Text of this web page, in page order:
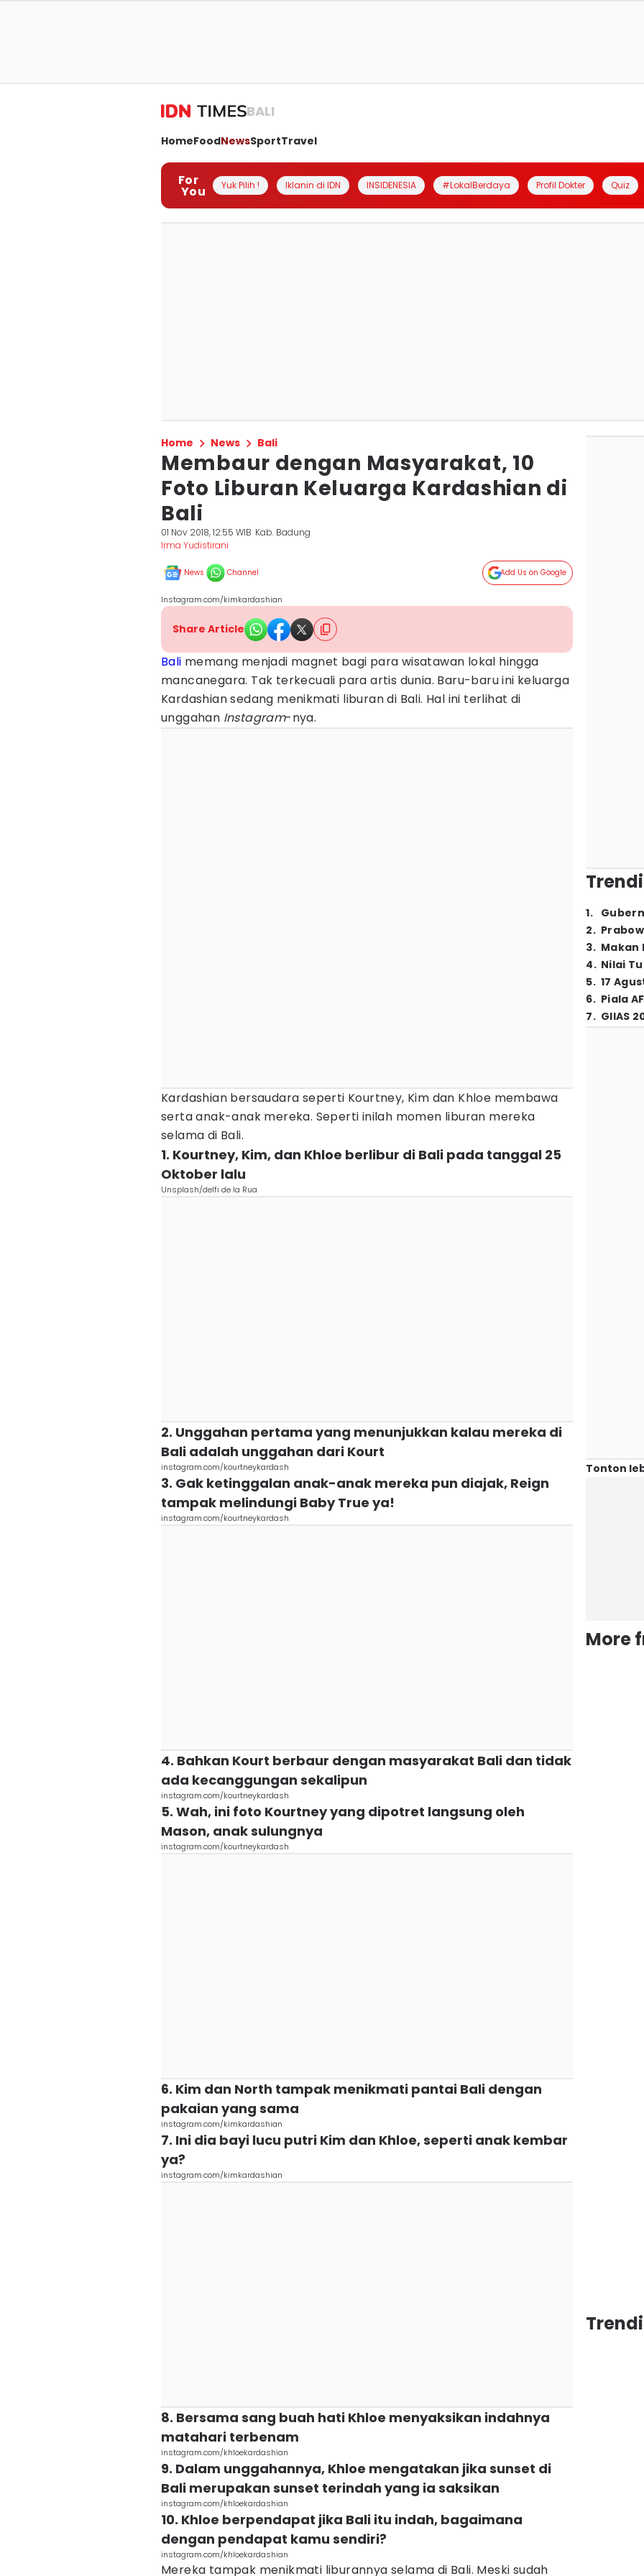
BALI
HomeFoodNewsSportTravel
For
You Yuk Pilih ! Iklanin di IDN INSIDENESIA #LokalBerdaya Profil Dokter Quiz
Home News Bali
Membaur dengan Masyarakat, 10
Foto Liburan Keluarga Kardashian di
Bali
01 Nov 2018, 12:55 WIB Kab. Badung
Irma Yudistirani
News Channel Add Us on Google
Instagram.com/kimkardashian
Share Article
Bali memang menjadi magnet bagi para wisatawan lokal hingga
mancanegara. Tak terkecuali para artis dunia. Baru-baru ini keluarga
Kardashian sedang menikmati liburan di Bali. Hal ini terlihat di
unggahan Instagram-nya.
Kardashian bersaudara seperti Kourtney, Kim dan Khloe membawa
serta anak-anak mereka. Seperti inilah momen liburan mereka
selama di Bali.
1. Kourtney, Kim, dan Khloe berlibur di Bali pada tanggal 25
Oktober lalu
Unsplash/delfi de la Rua
2. Unggahan pertama yang menunjukkan kalau mereka di
Bali adalah unggahan dari Kourt
instagram.com/kourtneykardash
3. Gak ketinggalan anak-anak mereka pun diajak, Reign
tampak melindungi Baby True ya!
instagram.com/kourtneykardash
4. Bahkan Kourt berbaur dengan masyarakat Bali dan tidak
ada kecanggungan sekalipun
instagram.com/kourtneykardash
5. Wah, ini foto Kourtney yang dipotret langsung oleh
Mason, anak sulungnya
instagram.com/kourtneykardash
6. Kim dan North tampak menikmati pantai Bali dengan
pakaian yang sama
instagram.com/kimkardashian
7. Ini dia bayi lucu putri Kim dan Khloe, seperti anak kembar
ya?
instagram.com/kimkardashian
8. Bersama sang buah hati Khloe menyaksikan indahnya
matahari terbenam
instagram.com/khloekardashian
9. Dalam unggahannya, Khloe mengatakan jika sunset di
Bali merupakan sunset terindah yang ia saksikan
instagram.com/khloekardashian
10. Khloe berpendapat jika Bali itu indah, bagaimana
dengan pendapat kamu sendiri?
instagram.com/khloekardashian
Mereka tampak menikmati liburannya selama di Bali. Meski sudah
1.
2.
3. Makan
4. Nilai
5. 17
6. Piala
7. GIIAS
Tonton
More